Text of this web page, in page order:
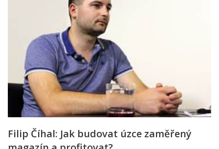
Filip Číhal: Jak budovat úzce zaměřený